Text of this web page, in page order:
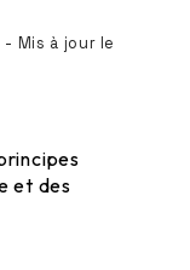
- Mis à jour le
et des